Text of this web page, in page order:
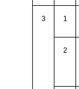
3 1
2